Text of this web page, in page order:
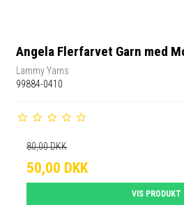
Angela Flerfarvet Garn med
Lammy Yarns
99884-0410
80,00 DKK
50,00 DKK
VIS PRODUKT